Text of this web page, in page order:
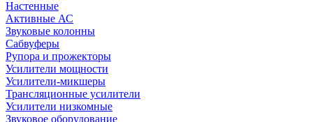
Настенные
Активные АС
Звуковые колонны
Сабвуферы
Рупора и прожекторы
Усилители мощности
Усилители-микшеры
Трансляционные усилители
Усилители низкомные
Звуковое оборудование